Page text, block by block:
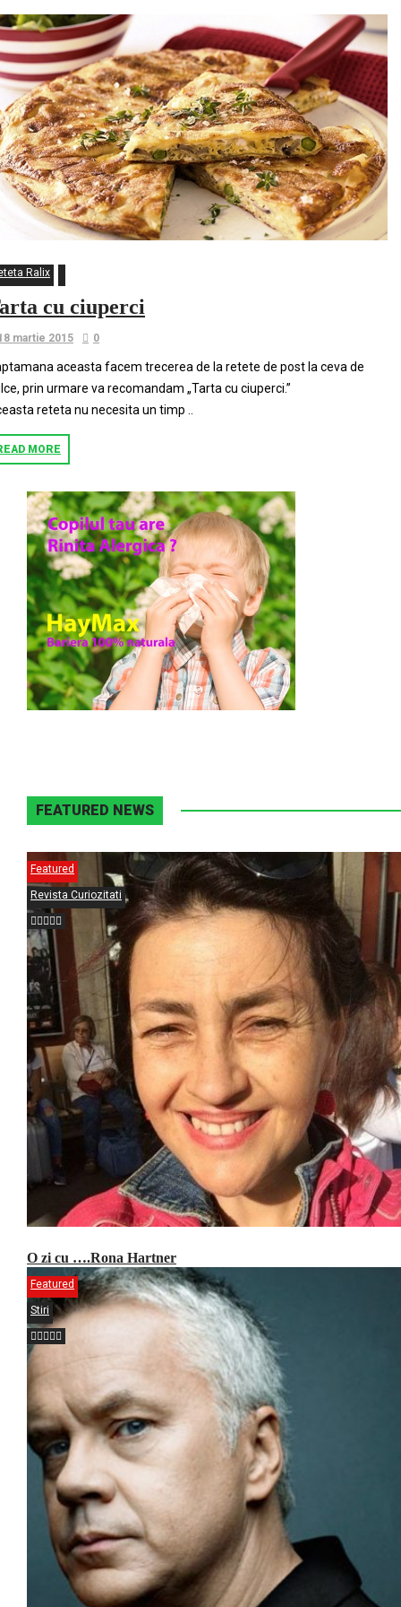
Ralix
cu ciuperci
martie 2015 0
aceasta facem trecerea de la retete de post la ceva de
prin urmare va recomandam „Tarta cu ciuperci.”
reteta nu necesita un timp ..
MORE
FEATURED NEWS
Featured
Revista Curiozitati
O zi cu ….Rona Hartner
Featured
Stiri